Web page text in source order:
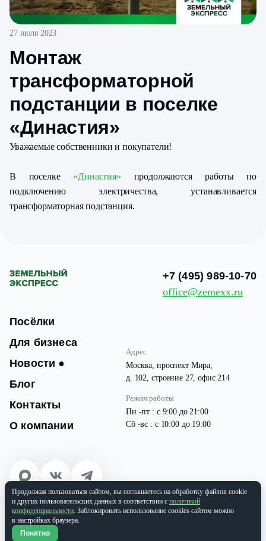
27 июля 2023
Монтаж
трансформаторной
подстанции в поселке
«Династия»
Уважаемые собственники и покупатели!
В поселке «Династия» продолжаются работы по
подключению электричества, устанавливается
трансформаторная подстанция.
Посёлки
Для бизнеса
Новости ●
Блог
Контакты
О компании
Адрес
Москва, проспект Мира,
д. 102, строение 27, офис 214
Режим работы
Пн -пт : с 9:00 до 21:00
Сб -вс : с 10:00 до 19:00
+7 (495) 989-10-70
office@zemexx.ru
© 2026 Все права защищены
ООО «ЗЕМЭКС» ИНН: 9701087133 | ОГРН: 1177746937565
Политика конфиденциальности
Продолжая пользоваться сайтом, вы соглашаетесь на обработку файлов cookie
и других пользовательских данных в соответствии с политикой
конфиденциальности. Заблокировать использование cookies сайтом можно
в настройках браузера.
Понятно